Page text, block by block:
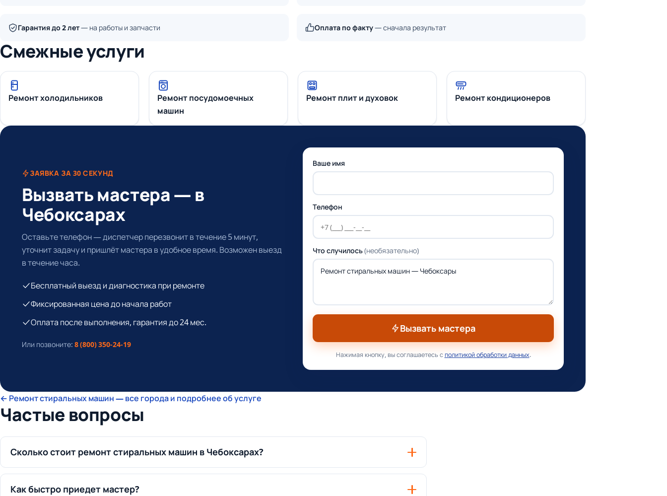
Гарантия до 2 лет— на работы и запчасти Оплата по факту— сначала результат
Смежные услуги
Ремонт холодильников
Ремонт посудомоечных
машин
Ремонт плит и духовок Ремонт кондиционеров
ЗАЯВКА ЗА 30 СЕКУНД
Вызвать мастера — в
Чебоксарах
Оставьте телефон — диспетчер перезвонит в течение 5 минут,
уточнит задачу и пришлёт мастера в удобное время. Возможен выезд
в течение часа.
Бесплатный выезд и диагностика при ремонте
Фиксированная цена до начала работ
Оплата после выполнения, гарантия до 24 мес.
Или позвоните: 8 (800) 350-24-19
Ваше имя
Телефон
Что случилось(необязательно)
Вызвать мастера
Нажимая кнопку, вы соглашаетесь сполитикой обработки данных.
← Ремонт стиральных машин — все города и подробнее об услуге
Частые вопросы
Сколько стоит ремонт стиральных машин в Чебоксарах?
Как быстро приедет мастер?